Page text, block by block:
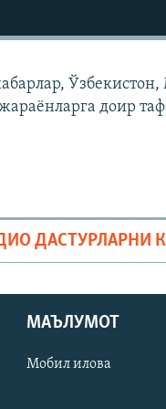
доир
ДАСТУРЛАРНИ
МАЪЛУМОТ
Мобил илова